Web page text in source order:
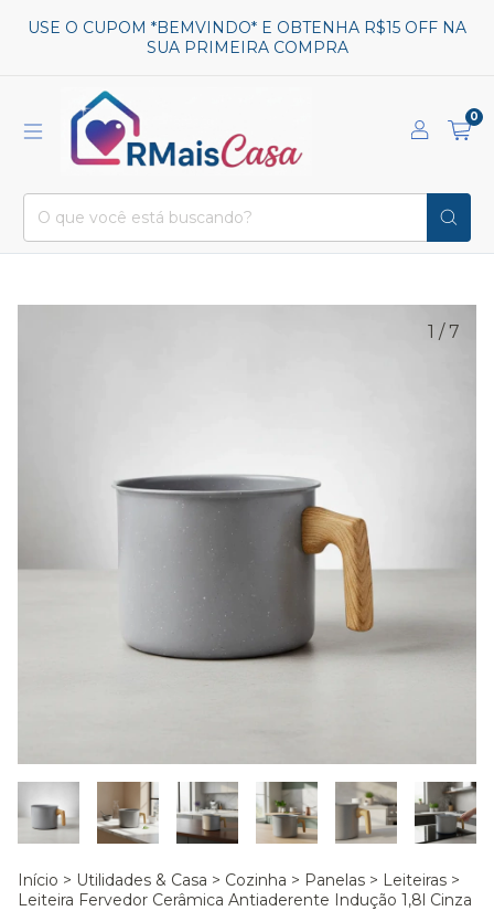
USE O CUPOM *BEMVINDO* E OBTENHA R$15 OFF NA
SUA PRIMEIRA COMPRA
0
1 /7
Início > Utilidades & Casa > Cozinha > Panelas > Leiteiras >
Leiteira Fervedor Cerâmica Antiaderente Indução 1,8l Cinza